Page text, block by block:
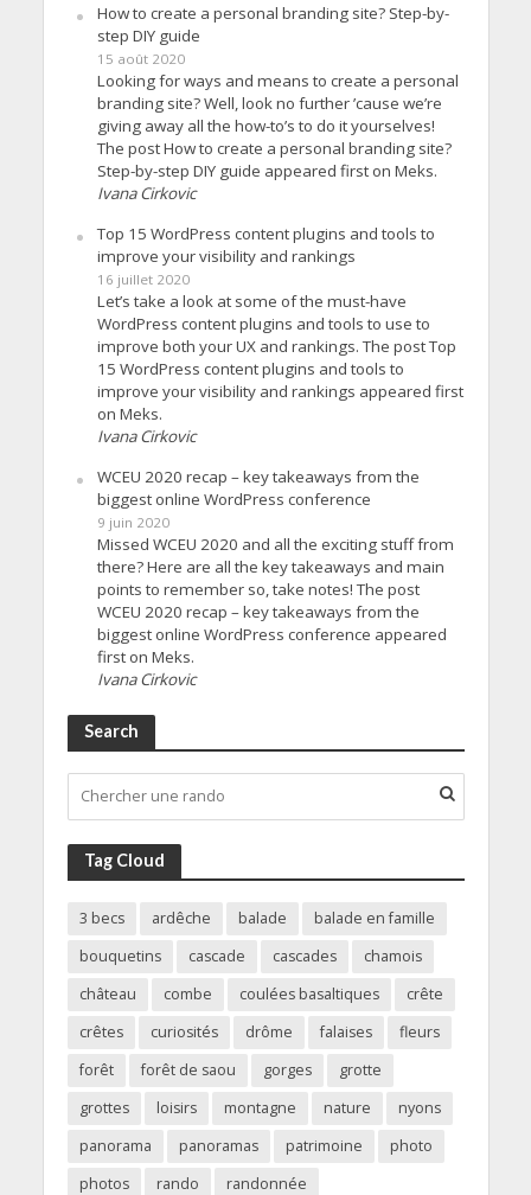
How to create a personal branding site? Step-by-
step DIY guide
15 août 2020
Looking for ways and means to create a personal
branding site? Well, look no further ’cause we’re
giving away all the how-to’s to do it yourselves!
The post How to create a personal branding site?
Step-by-step DIY guide appeared first on Meks.
Ivana Cirkovic
Top 15 WordPress content plugins and tools to
improve your visibility and rankings
16 juillet 2020
Let’s take a look at some of the must-have
WordPress content plugins and tools to use to
improve both your UX and rankings. The post Top
15 WordPress content plugins and tools to
improve your visibility and rankings appeared first
on Meks.
Ivana Cirkovic
WCEU 2020 recap – key takeaways from the
biggest online WordPress conference
9 juin 2020
Missed WCEU 2020 and all the exciting stuff from
there? Here are all the key takeaways and main
points to remember so, take notes! The post
WCEU 2020 recap – key takeaways from the
biggest online WordPress conference appeared
first on Meks.
Ivana Cirkovic
Search
Tag Cloud
3 becs ardêche balade
balade en famille
bouquetins
cascade cascades
chamois
château
combe coulées basaltiques
crête
crêtes
curiosités drôme falaises
fleurs
forêt
forêt de saou gorges
grotte
grottes
loisirs montagne nature
nyons
panorama
panoramas patrimoine
photo
photos
rando
randonnée